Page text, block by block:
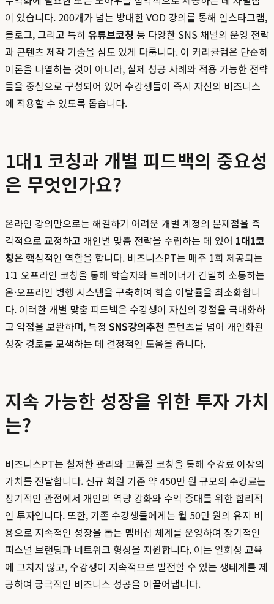
이 있습니다. 200개가 넘는 방대한 VOD 강의를 통해 인스타그램,
블로그, 그리고 특히 유튜브코칭 등 다양한 SNS 채널의 운영 전략
과 콘텐츠 제작 기술을 심도 있게 다룹니다. 이 커리큘럼은 단순히
이론을 나열하는 것이 아니라, 실제 성공 사례와 적용 가능한 전략
들을 중심으로 구성되어 있어 수강생들이 즉시 자신의 비즈니스
에 적용할 수 있도록 돕습니다.
1대1 코칭과 개별 피드백의 중요성
은 무엇인가요?
온라인 강의만으로는 해결하기 어려운 개별 계정의 문제점을 즉
각적으로 교정하고 개인별 맞춤 전략을 수립하는 데 있어 1대1코
칭은 핵심적인 역할을 합니다. 비즈니스PT는 매주 1회 제공되는
1:1 오프라인 코칭을 통해 학습자와 트레이너가 긴밀히 소통하는
온·오프라인 병행 시스템을 구축하여 학습 이탈률을 최소화합니
다. 이러한 개별 맞춤 피드백은 수강생이 자신의 강점을 극대화하
고 약점을 보완하며, 특정 SNS강의추천 콘텐츠를 넘어 개인화된
성장 경로를 모색하는 데 결정적인 도움을 줍니다.
지속 가능한 성장을 위한 투자 가치
는?
비즈니스PT는 철저한 관리와 고품질 코칭을 통해 수강료 이상의
가치를 전달합니다. 신규 회원 기준 약 450만 원 규모의 수강료는
장기적인 관점에서 개인의 역량 강화와 수익 증대를 위한 합리적
인 투자입니다. 또한, 기존 수강생들에게는 월 50만 원의 유지 비
용으로 지속적인 성장을 돕는 멤버십 체계를 운영하여 장기적인
퍼스널 브랜딩과 네트워크 형성을 지원합니다. 이는 일회성 교육
에 그치지 않고, 수강생이 지속적으로 발전할 수 있는 생태계를 제
공하여 궁극적인 비즈니스 성공을 이끌어냅니다.